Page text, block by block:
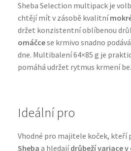
Sheba Selection multipack je
chtějí mít v zásobě kvalitní
držet konzistentní oblíbenou
omáčcese krmivo snadno
dne. Multibalení 64×85 g je
pomáhá udržet rytmus krmení
Ideální pro
Vhodné pro majitele koček, kteří
Sheba a hledajídrůbeží variace v